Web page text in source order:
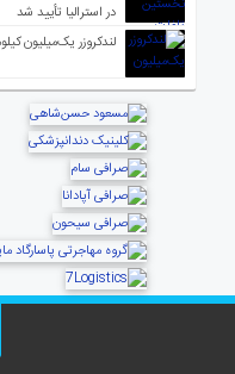
در استرالیا تأیید شد
لندکروزر یک‌میلیون